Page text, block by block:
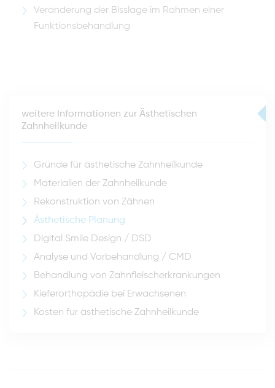
Veränderung der Bisslage im Rahmen einer
Funktionsbehandlung
weitere Informationen zur Ästhetischen
Zahnheilkunde
Gründe für ästhetische Zahnheilkunde
Materialien der Zahnheilkunde
Rekonstruktion von Zähnen
Ästhetische Planung
Digital Smile Design / DSD
Analyse und Vorbehandlung / CMD
Behandlung von Zahnfleischerkrankungen
Kieferorthopädie bei Erwachsenen
Kosten für ästhetische Zahnheilkunde